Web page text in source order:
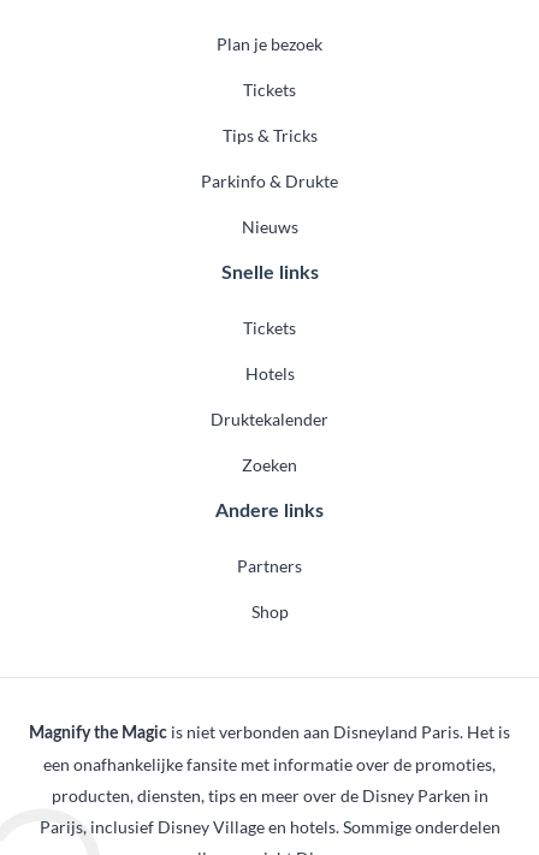
Plan je bezoek
Tickets
Tips & Tricks
Parkinfo & Drukte
Nieuws
Snelle links
Tickets
Hotels
Druktekalender
Zoeken
Andere links
Partners
Shop
Magnify the Magic is niet verbonden aan Disneyland Paris. Het is
een onafhankelijke fansite met informatie over de promoties,
producten, diensten, tips en meer over de Disney Parken in
Parijs, inclusief Disney Village en hotels. Sommige onderdelen